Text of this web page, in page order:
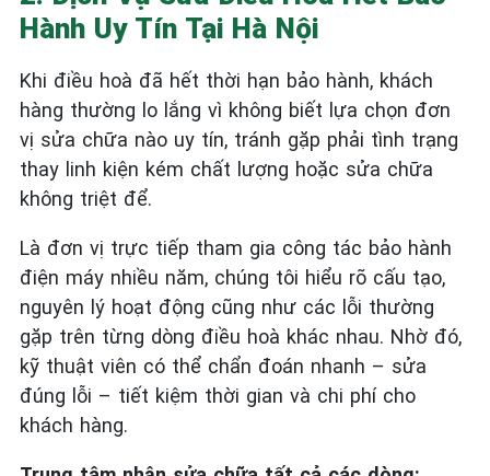
Hành Uy Tín Tại Hà Nội
Khi điều hoà đã hết thời hạn bảo hành, khách
hàng thường lo lắng vì không biết lựa chọn đơn
vị sửa chữa nào uy tín, tránh gặp phải tình trạng
thay linh kiện kém chất lượng hoặc sửa chữa
không triệt để.
Là đơn vị trực tiếp tham gia công tác bảo hành
điện máy nhiều năm, chúng tôi hiểu rõ cấu tạo,
nguyên lý hoạt động cũng như các lỗi thường
gặp trên từng dòng điều hoà khác nhau. Nhờ đó,
kỹ thuật viên có thể chẩn đoán nhanh – sửa
đúng lỗi – tiết kiệm thời gian và chi phí cho
khách hàng.